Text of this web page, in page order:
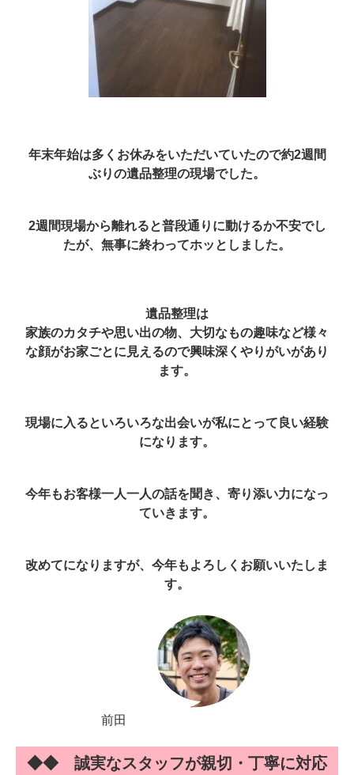
年末年始は多くお休みをいただいていたので約2週間
ぶりの遺品整理の現場でした。
2週間現場から離れると普段通りに動けるか不安でし
たが、無事に終わってホッとしました。
遺品整理は
家族のカタチや思い出の物、大切なもの趣味など様々
な顔がお家ごとに見えるので興味深くやりがいがあり
ます。
現場に入るといろいろな出会いが私にとって良い経験
になります。
今年もお客様一人一人の話を聞き、寄り添い力になっ
ていきます。
改めてになりますが、今年もよろしくお願いいたしま
す。
前田
◆◆ 誠実なスタッフが親切・丁寧に対応